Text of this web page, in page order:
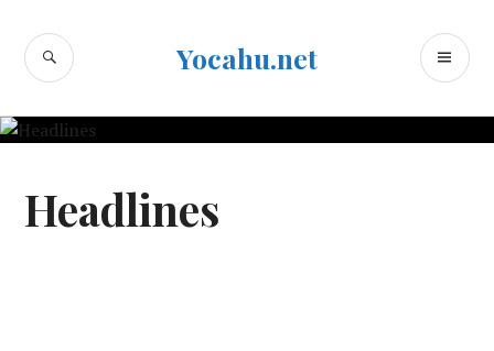
content
Yocahu.net
SEARCH
Headlines